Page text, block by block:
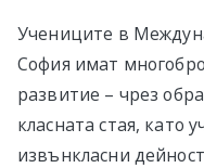
Учениците в
София имат
развитие – чрез
класната стая, като
извънкласни